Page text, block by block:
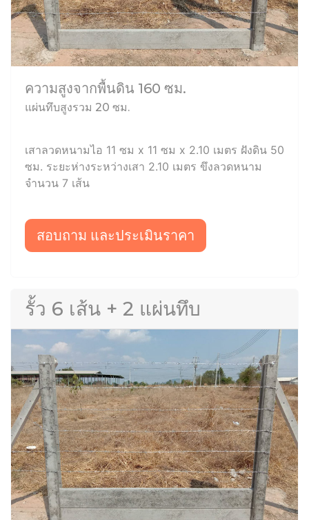
ความสูงจากพื้นดิน 160 ซม.
แผ่นทึบสูงรวม 20 ซม.
เสาลวดหนามไอ 11 ซม x 11 ซม x 2.10 เมตร ฝังดิน 50
ซม. ระยะห่างระหว่างเสา 2.10 เมตร ขึงลวดหนาม
จำนวน 7 เส้น
สอบถาม และประเมินราคา
รั้ว 6 เส้น + 2 แผ่นทึบ